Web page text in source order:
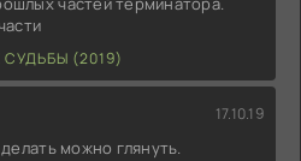
(2019)
17.10.19
можно глянуть.